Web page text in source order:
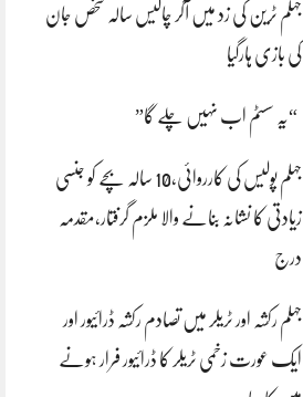
جہلم ٹرین کی زد میں آکر چالیس سالہ شخص جان
کی بازی ہارگیا
“یہ سسٹم اب نہیں چلے گا”
جہلم پولیس کی کارروائی،10 سالہ بچے کو جنسی
زیادتی کا نشانہ بنانے والا ملزم گرفتار،مقدمہ
درج
جہلم رکشہ اور ٹریلر میں تصادم رکشہ ڈرائیور اور
ایک عورت زخمی ٹریلر کا ڈرائیور فرار ہونے